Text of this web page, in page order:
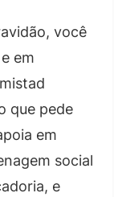
você
em
que pede
em
social
e